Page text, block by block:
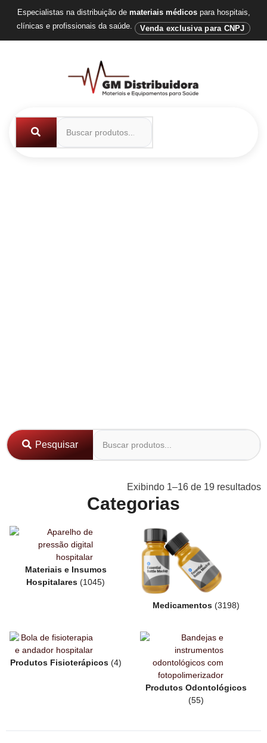
Especialistas na distribuição de materiais médicospara hospitais,
clínicas e profissionais da saúde.
Venda exclusiva para CNPJ
Pesquisar
Exibindo 1–16 de 19 resultados
Categorias
Materiais e Insumos
Hospitalares(1045)
Medicamentos (3198)
Produtos Fisioterápicos (4)
Produtos Odontológicos
(55)